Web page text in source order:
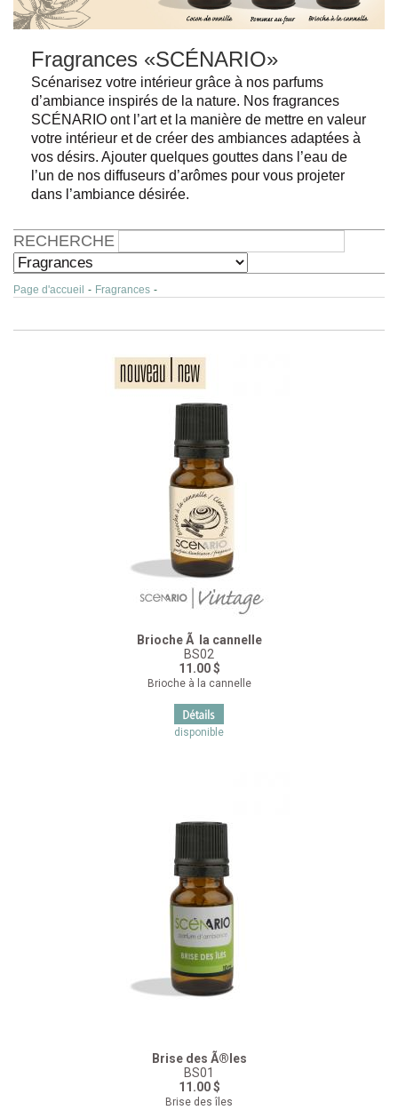
Fragrances «SCÉNARIO»
Scénarisez votre intérieur grâce à nos parfums
d’ambiance inspirés de la nature. Nos fragrances
SCÉNARIO ont l’art et la manière de mettre en valeur
votre intérieur et de créer des ambiances adaptées à
vos désirs. Ajouter quelques gouttes dans l’eau de
l’un de nos diffuseurs d’arômes pour vous projeter
dans l’ambiance désirée.
RECHERCHE
Page d'accueil - Fragrances -
Brioche Ã la cannelle
BS02
11.00 $
Brioche à la cannelle
disponible
Brise des Ã®les
BS01
11.00 $
Brise des îles